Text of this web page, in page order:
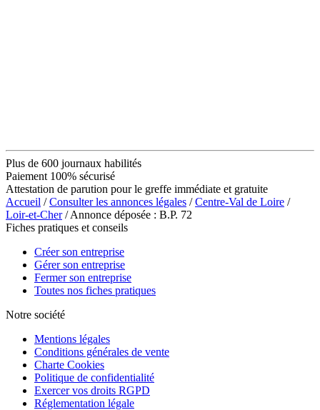
Plus de 600 journaux habilités
Paiement 100% sécurisé
Attestation de parution pour le greffe immédiate et gratuite
Accueil /Consulter les annonces légales /Centre-Val de Loire /
Loir-et-Cher/ Annonce déposée : B.P. 72
Fiches pratiques et conseils
Créer son entreprise
Gérer son entreprise
Fermer son entreprise
Toutes nos fiches pratiques
Notre société
Mentions légales
Conditions générales de vente
Charte Cookies
Politique de confidentialité
Exercer vos droits RGPD
Réglementation légale